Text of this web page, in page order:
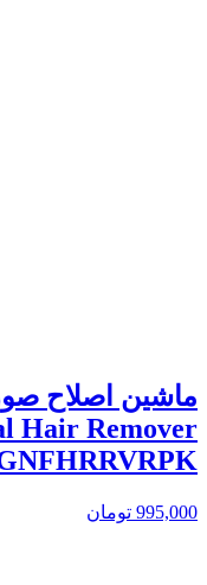
ماشین اصلاح
Hair Remover
995,000 تومان